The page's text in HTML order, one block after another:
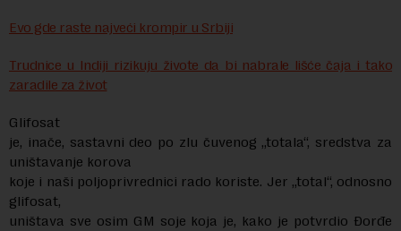
Evo gde raste najveći krompir u Srbiji
Trudnice u Indiji rizikuju živote da bi nabrale lišće čaja i tako
zaradile za život
Glifosat
je, inače, sastavni deo po zlu čuvenog „totala“, sredstva za
uništavanje korova
koje i naši poljoprivrednici rado koriste. Jer „total“, odnosno
glifosat,
uništava sve osim GM soje koja je, kako je potvrdio Đorđe